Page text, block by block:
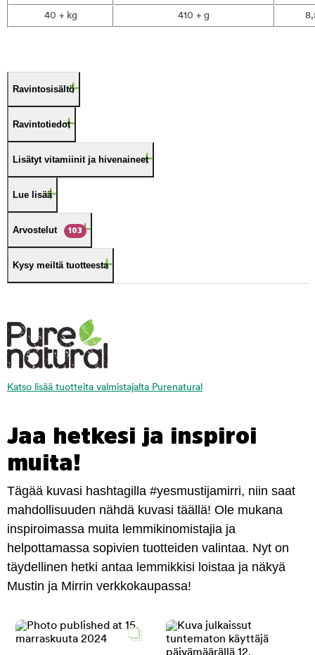
40 + kg 410 + g
Ravintosisältö
Ravintotiedot
Lisätyt vitamiinit ja hivenaineet
Lue lisää
Arvostelut 103
Kysy meiltä tuotteesta
Katso lisää tuotteita valmistajalta Purenatural
Jaa hetkesi ja inspiroi
muita!
Tägää kuvasi hashtagilla #yesmustijamirri, niin saat
mahdollisuuden nähdä kuvasi täällä! Ole mukana
inspiroimassa muita lemmikinomistajia ja
helpottamassa sopivien tuotteiden valintaa. Nyt on
täydellinen hetki antaa lemmikkisi loistaa ja näkyä
Mustin ja Mirrin verkkokaupassa!